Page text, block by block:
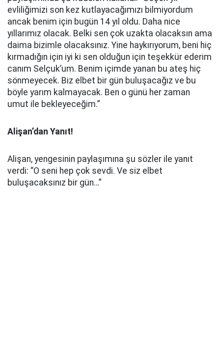
evliliğimizi son kez kutlayacağımızı bilmiyordum
ancak benim için bugün 14 yıl oldu. Daha nice
yıllarımız olacak. Belki sen çok uzakta olacaksın ama
daima bizimle olacaksınız. Yine haykırıyorum, beni hiç
kırmadığın için iyi ki sen olduğun için teşekkür ederim
canım Selçuk’um. Benim içimde yanan bu ateş hiç
sönmeyecek. Biz elbet bir gün buluşacağız ve bu
böyle yarım kalmayacak. Ben o günü her zaman
umut ile bekleyeceğim.”
Alişan’dan Yanıt!
Alişan, yengesinin paylaşımına şu sözler ile yanıt
verdi: “O seni hep çok sevdi. Ve siz elbet
buluşacaksınız bir gün…”